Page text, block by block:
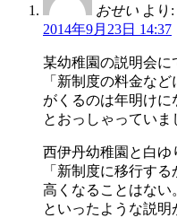
おせい より:
2014年9月23日 14:37
某幼稚園の説明会に
「新制度の料金な
がくるのは年明けに
とおっしゃっていま
西伊丹幼稚園と白ゆ
「新制度に移行す
高くなることはない
といったような説明